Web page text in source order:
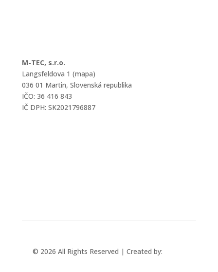
M-TEC, s.r.o.
Langsfeldova 1 (mapa)
036 01 Martin, Slovenská republika
IČO: 36 416 843
IČ DPH: SK2021796887
© 2026 All Rights Reserved | Created by: